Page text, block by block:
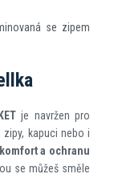
se zipem
je navržen pro
kapuci nebo i
a ochranu
se můžeš směle